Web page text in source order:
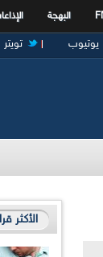
البهجة
تويتر يوتيوب
الأكثر